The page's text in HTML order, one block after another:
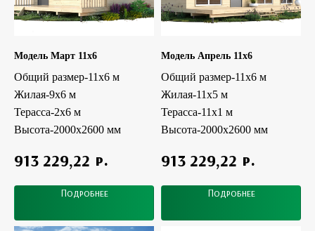
Модель Март 11x6
Общий размер-11х6 м
Жилая-9х6 м
Терасса-2х6 м
Высота-2000х2600 мм
913 229,22 р.
Подробнее
Модель Апрель 11x6
Общий размер-11х6 м
Жилая-11х5 м
Терасса-11х1 м
Высота-2000х2600 мм
913 229,22 р.
Подробнее